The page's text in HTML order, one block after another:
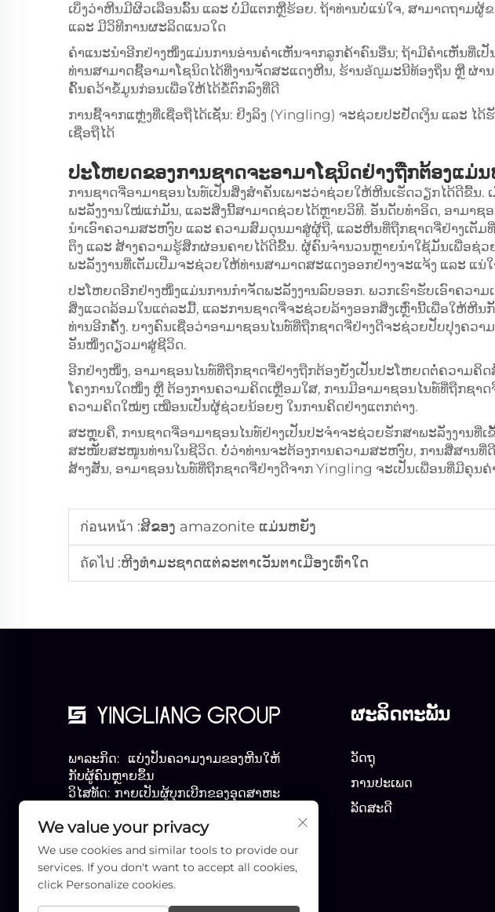
ເບິ່ງວ່າຫີນມີຜິວເລືອນລົ້ນ ແລະ ບໍ່ມີແຕກຫຼືຮ້ອຍ. ຖ້າທ່ານບໍ່ແນ່ໃຈ, ສາມາດຖາມຜູ້
ແລະ ມີວິທີການຜະລິດແນວໃດ
ຄຳແນະນຳອີກຢ່າງໜຶ່ງແມ່ນການອ່ານຄຳເຫັນຈາກລູກຄ້າຄົນອື່ນ; ຖ້າມີຄຳເຫັນທີ່ເ
ທ່ານສາມາດຊື້ອາມາໂຊນິດໄດ້ທີ່ງານຈັດສະແດງຫີນ, ຮ້ານອัญມະນີທ້ອງຖິ່ນ ຫຼື ຜ່າ
ຄົ້ນຄວ້າຂໍ້ມູນກ່ອນເພື່ອໃຫ້ໄດ້ຂໍ້ຕົກລົງທີ່ດີ
ການຊື້ຈາກແຫຼ່ງທີ່ເຊື່ອຖືໄດ້ເຊັ່ນ: ຢິງລິງ (Yingling) ຈະຊ່ວຍປະຢັດເງິນ ແລະ ໄດ້
ເຊື່ອຖືໄດ້
ປະໂຫຍດຂອງການຊາດຈະອາມາໂຊນິດຢ່າງຖືກຕ້ອງແມ່
ການຊາດຈີ່ອາມາຊອນໄນທ໌ເປັນສິ່ງສຳຄັນເພາະວ່າຊ່ວຍໃຫ້ຫີນເຮັດວຽກໄດ້ດີຂື້ນ.
ພະລັງງານໃໝ່ແກ່ມັນ, ແລະສິ່ງນີ້ສາມາດຊ່ວຍໄດ້ຫຼາຍວິທີ. ອັນດັບທຳອິດ, ອາມາຊ
ນຳເອົາຄວາມສະຫງົບ ແລະ ຄວາມສົມດຸນມາສູ່ຜູ້ຖື, ແລະຫີນທີ່ຖືກຊາດຈີ່ຢ່າງເຕັ
ຕຶງ ແລະ ສ້າງຄວາມຮູ້ສຶກຜ່ອນຄາຍໄດ້ດີຂື້ນ. ຜູ້ຄົນຈຳນວນຫຼາຍນຳໃຊ້ມັນເພື່ອຊ່
ພະລັງງານທີ່ເຕັມເປີ່ມຈະຊ່ວຍໃຫ້ທ່ານສາມາດສະແດງອອກຢ່າງຈະແຈ້ງ ແລະ ແນ່ໃ
ປະໂຫຍດອີກຢ່າງໜຶ່ງແມ່ນການກຳຈັດພະລັງງານລົບອອກ. ພວກເຮົາຮັບເອົາຄວາມ
ສິ່ງແວດລ້ອມໃນແຕ່ລະມື້, ແລະການຊາດຈີ່ຈະຊ່ວຍລ້າງອອກສິ່ງເຫຼົ່ານີ້ເພື່ອໃຫ້
ທ່ານອີກຄັ້ງ. ບາງຄົນເຊື່ອວ່າອາມາຊອນໄນທ໌ທີ່ຖືກຊາດຈີ່ຢ່າງດີຈະຊ່ວຍປັບປຸງຄວາ
ອັນໜຶ່ງດຽວມາສູ່ຊີວິດ.
ອີກຢ່າງໜຶ່ງ, ອາມາຊອນໄນທ໌ທີ່ຖືກຊາດຈີ່ຢ່າງຖືກຕ້ອງຍັງເປັນປະໂຫຍດຕໍ່ຄວາມຄິດ
ໂຄງການໃດໜຶ່ງ ຫຼື ຕ້ອງການຄວາມຄິດເຫຼືອມໃສ, ການມີອາມາຊອນໄນທ໌ທີ່ຖືກຊາ
ຄວາມຄິດໃໝ່ໆ ເໝືອນເປັນຜູ້ຊ່ວຍນ້ອຍໆ ໃນການຄິດຢ່າງແຕກຕ່າງ.
ສະຫຼຸບຄື, ການຊາດຈີ່ອາມາຊອນໄນທ໌ຢ່າງເປັນປະຈຳຈະຊ່ວຍຮັກສາພະລັງງານທີ່
ສະໜັບສະໜູນທ່ານໃນຊີວິດ. ບໍ່ວ່າທ່ານຈະຕ້ອງການຄວາມສະຫງົບ, ການສື່ສານທີ່
ສ້າງສັນ, ອາມາຊອນໄນທ໌ທີ່ຖືກຊາດຈີ່ຢ່າງດີຈາກ Yingling ຈະເປັນເພື່ອນທີ່ມີຄຸນຄ່
ก่อนหน้า :ສີຂອງ amazonite ແມ່ນຫຍັງ
ถัดไป :ຫີງທຳມະຊາດແຕ່ລະຕາເວັນຕາເມືອງເທົ່າໃດ
ພາລະກິດ: ແບ່ງປັນຄວາມງາມຂອງຫີນໃຫ້
ກັບຜູ້ຄົນຫຼາຍຂຶ້ນ
ວິໄສທັດ: ກາຍເປັນຜູ້ບຸກເບີກຂອງອຸດສາຫະ
ຄຳຂວັນ: ມືອາຊີບ ແລະ ເກີນກວ່ານັ້ນ
ຜະລິດຕະພັນ
ວັດຖຸ
ການປະເພດ
ລັດສະດີ
We value your privacy
We use cookies and similar tools to provide our
services. If you don't want to accept all cookies,
click Personalize cookies.